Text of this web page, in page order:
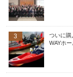
3
ついに購
WAYホ